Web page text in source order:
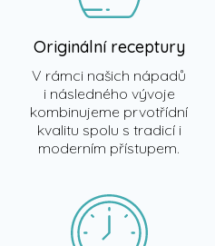
Originální receptury
V rámci našich nápadů
i následného vývoje
kombinujeme prvotřídní
kvalitu spolu s tradicí i
moderním přístupem.